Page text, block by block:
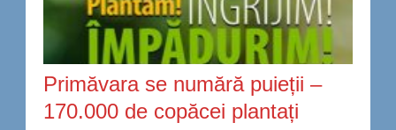
Primăvara se numără puieții –
170.000 de copăcei plantați